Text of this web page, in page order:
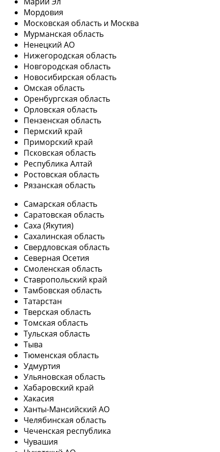
Мордовия
Московская область и Москва
Мурманская область
Ненецкий АО
Нижегородская область
Новгородская область
Новосибирская область
Омская область
Оренбургская область
Орловская область
Пензенская область
Пермский край
Приморский край
Псковская область
Республика Алтай
Ростовская область
Рязанская область
Самарская область
Саратовская область
Саха (Якутия)
Сахалинская область
Свердловская область
Северная Осетия
Смоленская область
Ставропольский край
Тамбовская область
Татарстан
Тверская область
Томская область
Тульская область
Тыва
Тюменская область
Удмуртия
Ульяновская область
Хабаровский край
Хакасия
Ханты-Мансийский АО
Челябинская область
Чеченская республика
Чувашия